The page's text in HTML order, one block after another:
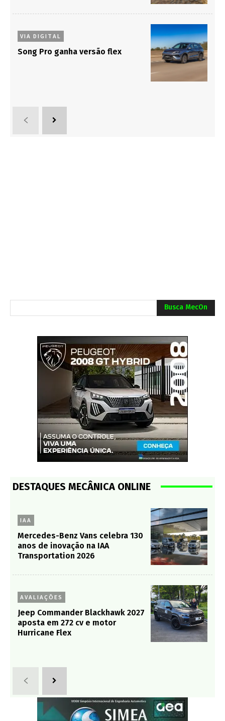
VIA DIGITAL
Song Pro ganha versão flex
Busca MecOn
DESTAQUES MECÂNICA ONLINE
IAA
Mercedes-Benz Vans celebra 130
anos de inovação na IAA
Transportation 2026
AVALIAÇÕES
Jeep Commander Blackhawk 2027
aposta em 272 cv e motor
Hurricane Flex